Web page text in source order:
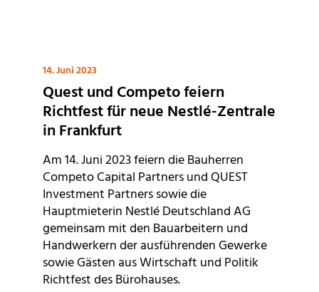
14. Juni 2023
Quest und Competo feiern
Richtfest für neue Nestlé-Zentrale
in Frankfurt
Am 14. Juni 2023 feiern die Bauherren
Competo Capital Partners und QUEST
Investment Partners sowie die
Hauptmieterin Nestlé Deutschland AG
gemeinsam mit den Bauarbeitern und
Handwerkern der ausführenden Gewerke
sowie Gästen aus Wirtschaft und Politik
Richtfest des Bürohauses.